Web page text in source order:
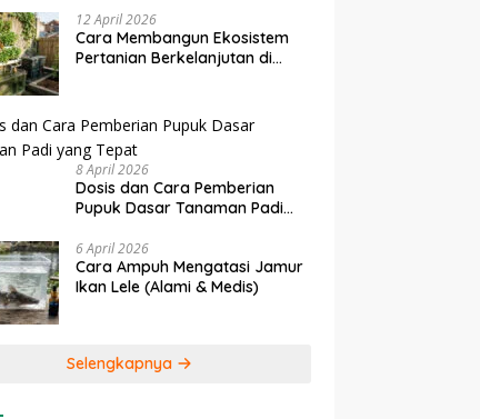
IoT dalam
Modern di Indonesia
Ekonomi Sumber Daya Lahan:
12 April 2026
Cara Membangun Ekosistem
Pertanian Berkelanjutan di
8 April 2026
Dosis dan Cara Pemberian
Pupuk Dasar Tanaman Padi
6 April 2026
Cara Ampuh Mengatasi Jamur
Ikan Lele (Alami & Medis)
Selengkapnya